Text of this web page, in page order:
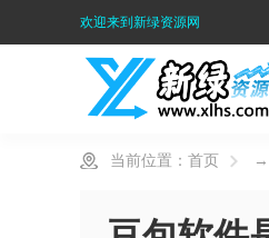
欢迎来到新绿资源网
当前位置： 首页 →